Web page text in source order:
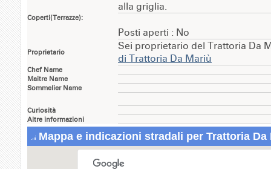
alla griglia.
Coperti(Terrazze):
Posti aperti : No
Proprietario
Sei proprietario del Trattoria Da
di Trattoria Da Mariù
Chef Name
Maitre Name
Sommelier Name
Curiosità
Altre informazioni
Mappa e indicazioni stradali per Trattoria Da